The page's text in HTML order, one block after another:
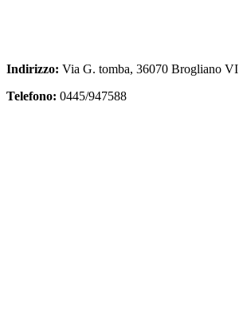
Indirizzo: Via G. tomba, 36070 Brogliano VI
Telefono: 0445/947588